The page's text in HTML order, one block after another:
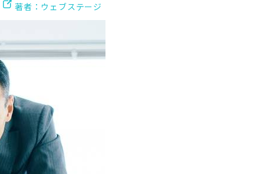
著者：ウェブステージ